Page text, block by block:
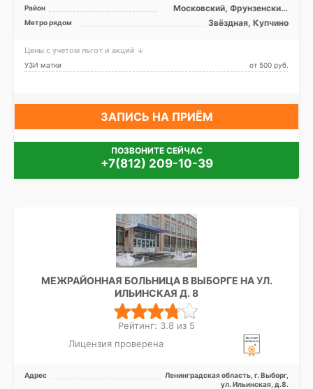
Район
Московский, Фрунзенский,
Лен. область
Метро рядом Звёздная, Купчино
Цены с учетом льгот и акций ↓
УЗИ матки от 500 pуб.
ЗАПИСЬ НА ПРИЁМ
ПОЗВОНИТЕ СЕЙЧАС
+7(812) 209-10-39
МЕЖРАЙОННАЯ БОЛЬНИЦА В ВЫБОРГЕ НА УЛ.
ИЛЬИНСКАЯ Д. 8
Рейтинг: 3.8 из 5
Лицензия проверена
Адрес
Ленинградская область, г. Выборг,
ул. Ильинская, д.8.